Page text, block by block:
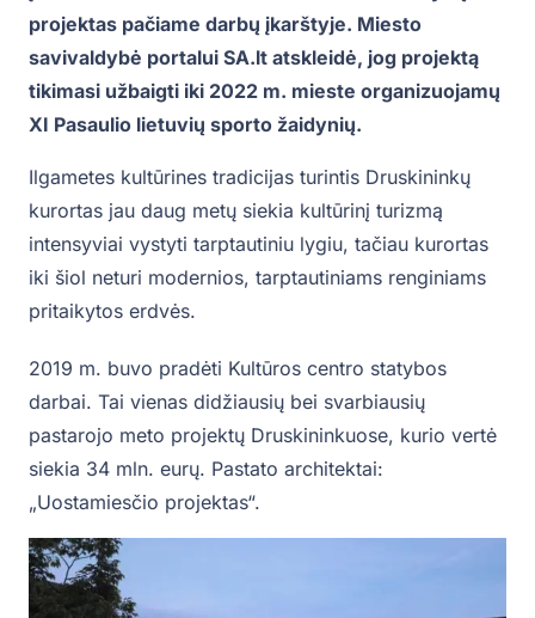
projektas pačiame darbų įkarštyje. Miesto
savivaldybė portalui SA.lt atskleidė, jog projektą
tikimasi užbaigti iki 2022 m. mieste organizuojamų
XI Pasaulio lietuvių sporto žaidynių.
Ilgametes kultūrines tradicijas turintis Druskininkų
kurortas jau daug metų siekia kultūrinį turizmą
intensyviai vystyti tarptautiniu lygiu, tačiau kurortas
iki šiol neturi modernios, tarptautiniams renginiams
pritaikytos erdvės.
2019 m. buvo pradėti Kultūros centro statybos
darbai. Tai vienas didžiausių bei svarbiausių
pastarojo meto projektų Druskininkuose, kurio vertė
siekia 34 mln. eurų. Pastato architektai:
„Uostamiesčio projektas“.